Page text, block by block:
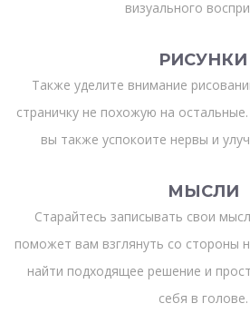
визуального
РИСУНКИ
Также уделите внимание
страничку не похожую на
вы также успокоите нервы и
МЫСЛИ
Старайтесь записывать свои
поможет вам взглянуть со стороны
найти подходящее решение и
себя в голове.